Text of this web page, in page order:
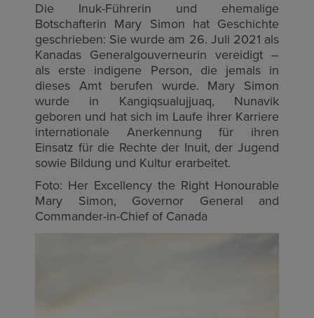
Die Inuk-Führerin und ehemalige
Botschafterin Mary Simon hat Geschichte
geschrieben: Sie wurde am 26. Juli 2021 als
Kanadas Generalgouverneurin vereidigt –
als erste indigene Person, die jemals in
dieses Amt berufen wurde. Mary Simon
wurde in Kangiqsualujjuaq, Nunavik
geboren und hat sich im Laufe ihrer Karriere
internationale Anerkennung für ihren
Einsatz für die Rechte der Inuit, der Jugend
sowie Bildung und Kultur erarbeitet.
Foto: Her Excellency the Right Honourable
Mary Simon, Governor General and
Commander-in-Chief of Canada